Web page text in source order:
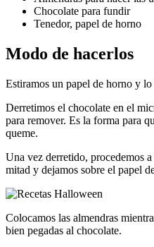
Chocolate para fundir
Tenedor, papel de horno
Modo de hacerlos
Estiramos un papel de horno y lo
Derretimos el chocolate en el
para remover. Es la forma para
queme.
Una vez derretido, procedemos
mitad y dejamos sobre el papel
Colocamos las almendras
bien pegadas al chocolate.